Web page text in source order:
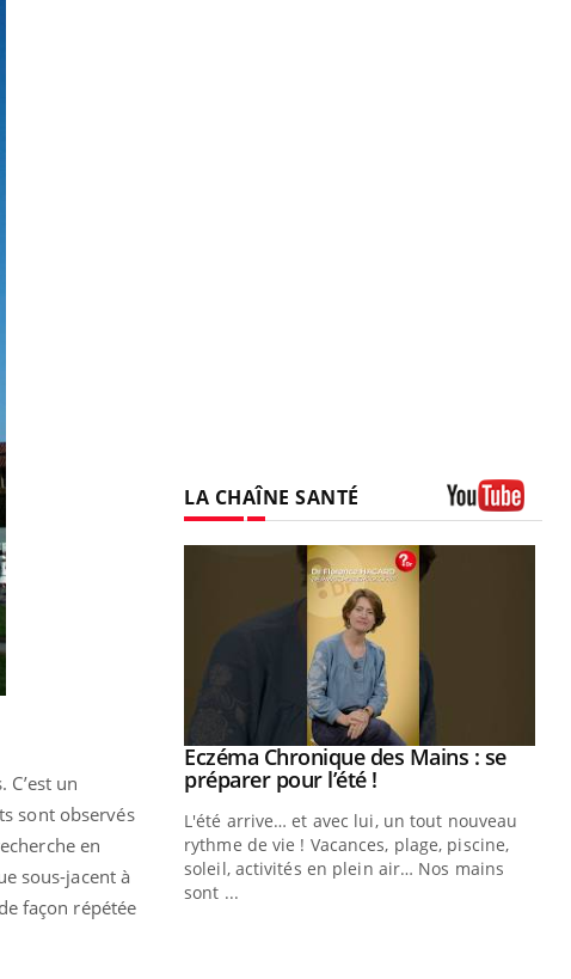
un
sont observés
en
sous-jacent à
façon répétée
LA CHAÎNE SANTÉ
le diabète de type 2
chez les
chez les soignants.
Youtube
Eczéma Chronique des Mains : se
préparer pour l’été !Youtube
L'été arrive… et avec lui, un tout nouveau
rythme de vie ! Vacances, plage, piscine,
soleil, activités en plein air… Nos mains
sont ...